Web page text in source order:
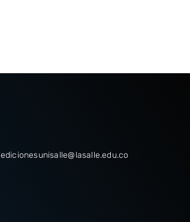
edicionesunisalle@lasalle.edu.co